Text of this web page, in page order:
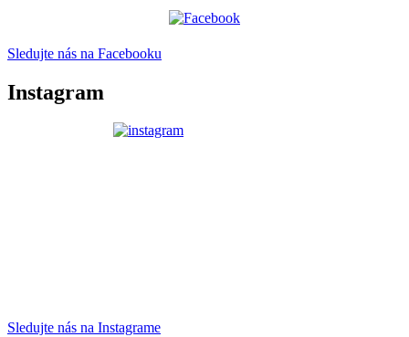
Sledujte nás na Facebooku
Instagram
Sledujte nás na Instagrame